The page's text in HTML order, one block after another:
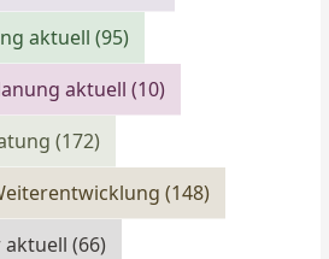
aktuell(95)
aktuell(10)
(172)
(148)
aktuell(66)